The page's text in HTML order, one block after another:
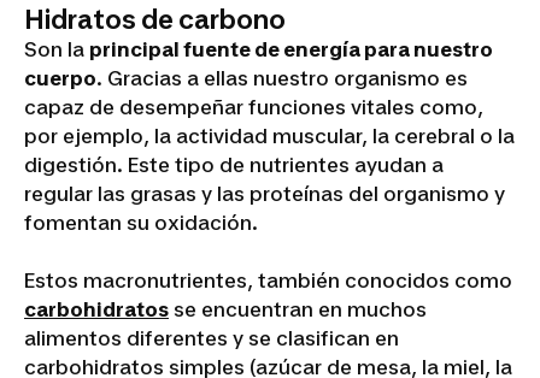
Hidratos de carbono
Son la principal fuente de energía para nuestro
cuerpo. Gracias a ellas nuestro organismo es
capaz de desempeñar funciones vitales como,
por ejemplo, la actividad muscular, la cerebral o la
digestión. Este tipo de nutrientes ayudan a
regular las grasas y las proteínas del organismo y
fomentan su oxidación.
Estos macronutrientes, también conocidos como
carbohidratos se encuentran en muchos
alimentos diferentes y se clasifican en
carbohidratos simples (azúcar de mesa, la miel, la